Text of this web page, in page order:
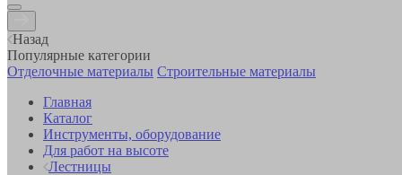
Назад
Популярные категории
Отделочные материалы Строительные материалы
Главная
Каталог
Инструменты, оборудование
Для работ на высоте
Лестницы